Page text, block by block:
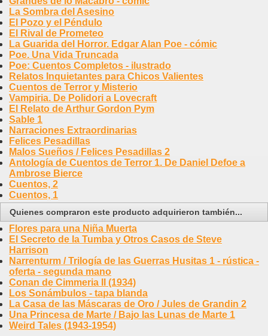
La Sombra del Asesino
El Pozo y el Péndulo
El Rival de Prometeo
La Guarida del Horror. Edgar Alan Poe - cómic
Poe. Una Vida Truncada
Poe: Cuentos Completos - ilustrado
Relatos Inquietantes para Chicos Valientes
Cuentos de Terror y Misterio
Vampiria. De Polidori a Lovecraft
El Relato de Arthur Gordon Pym
Sable 1
Narraciones Extraordinarias
Felices Pesadillas
Malos Sueños / Felices Pesadillas 2
Antología de Cuentos de Terror 1. De Daniel Defoe a
Ambrose Bierce
Cuentos, 2
Cuentos, 1
Quienes compraron este producto adquirieron también...
Flores para una Niña Muerta
El Secreto de la Tumba y Otros Casos de Steve
Harrison
Narrenturm / Trilogía de las Guerras Husitas 1 - rústica -
oferta - segunda mano
Conan de Cimmeria II (1934)
Los Sonámbulos - tapa blanda
La Casa de las Máscaras de Oro / Jules de Grandin 2
Una Princesa de Marte / Bajo las Lunas de Marte 1
Weird Tales (1943-1954)